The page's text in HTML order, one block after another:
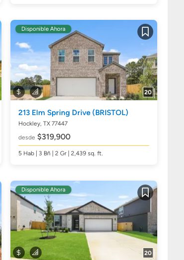
Guardar
20
Disponible Ahora
213 Elm Spring Drive (BRISTOL)
Hockley, TX 77447
desde $319,900
5 Hab| 3 Bñ | 2 Gr | 2,439 sq. ft.
Guardar
20
Disponible Ahora